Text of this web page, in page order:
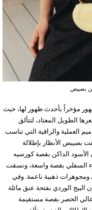
بصيبص
مؤخراً بأحدث ظهور لها، حيث
الطويل المعتاد، لتتألق
العملية والراقية التي تناسب
بصيبص الأنظار بإطلالة
الداكن بقصة كورسيه
السفلي بقصة واسعة، ونسقت
ومجوهرات ذهبية ناعمة. وفي
البيج الوردي بفتحة عنق مائلة
الخصر بقصة مستقيمة